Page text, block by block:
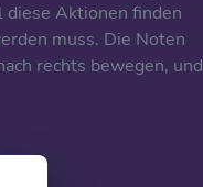
diese Aktionen finden
muss. Die Noten
rechts bewegen, und